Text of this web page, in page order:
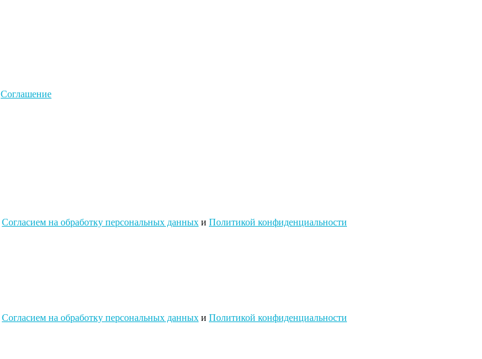
Соглашение
Согласием на обработку персональных данных и Политикой конфиденциальности
Согласием на обработку персональных данных и Политикой конфиденциальности